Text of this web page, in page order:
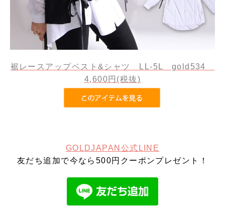
裾レースアップベスト&シャツ LL-5L gold534
4,600円(税抜)
GOLDJAPAN公式LINE
友だち追加で今なら500円クーポンプレゼント！